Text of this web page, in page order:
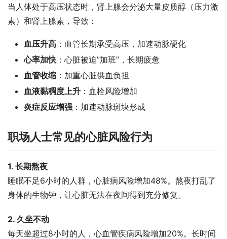
当人体处于高压状态时，肾上腺会分泌大量皮质醇（压力激
素）和肾上腺素，导致：
血压升高 ：血管长期承受高压，加速动脉硬化
心率加快 ：心脏被迫”加班”，长期疲惫
血管收缩 ：加重心脏供血负担
血液黏稠度上升 ：血栓风险增加
炎症反应增强 ：加速动脉斑块形成
职场人士常见的心脏风险行为
1. 长期熬夜
睡眠不足6小时的人群，心脏病风险增加48%。熬夜打乱了
身体的生物钟，让心脏无法在夜间得到充分修复。
2. 久坐不动
每天坐超过8小时的人，心血管疾病风险增加20%。长时间